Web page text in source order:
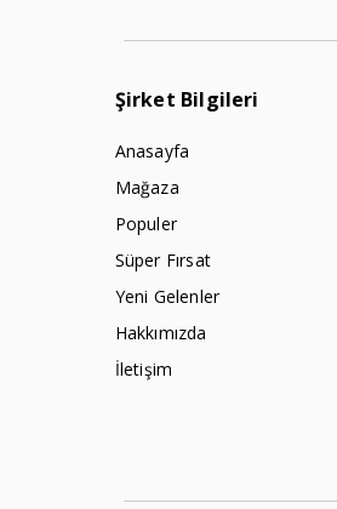
Şirket Bilgileri
Anasayfa
Mağaza
Populer
Süper Fırsat
Yeni Gelenler
Hakkımızda
İletişim